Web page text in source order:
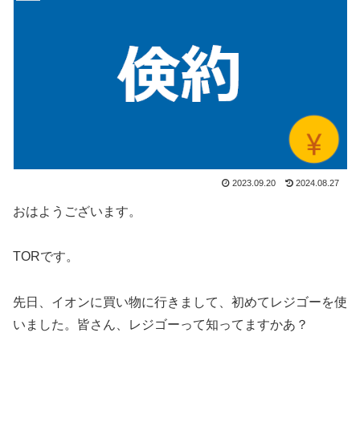
2023.09.20 2024.08.27
おはようございます。
TORです。
先日、イオンに買い物に行きまして、初めてレジゴーを使
いました。皆さん、レジゴーって知ってますかあ？